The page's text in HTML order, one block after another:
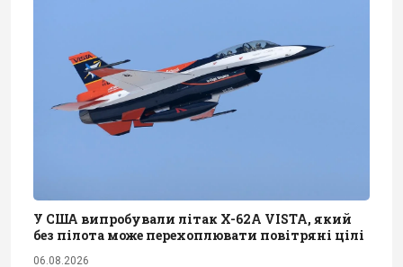
У США випробували літак X-62A VISTA, який
без пілота може перехоплювати повітряні цілі
06.08.2026